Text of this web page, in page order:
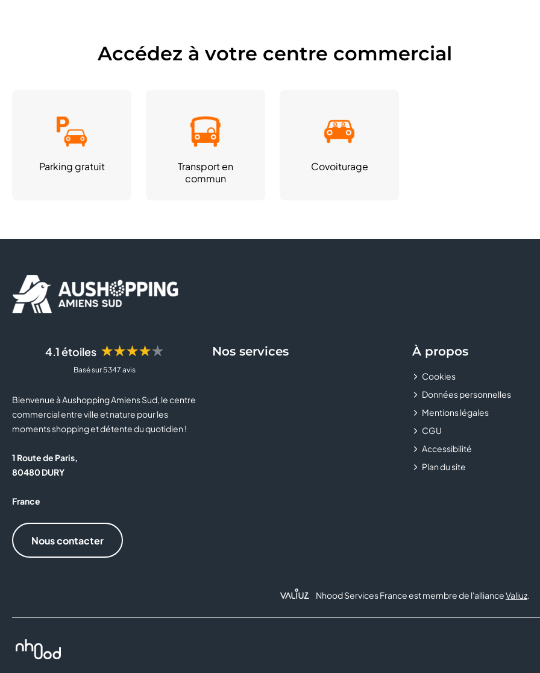
Accédez à votre centre commercial
Parking gratuit
Transport en
commun
Covoiturage
4.1 étoiles ★★★★★
Basé sur 5 347 avis
Bienvenue à Aushopping Amiens Sud, le centre
commercial entre ville et nature pour les
moments shopping et détente du quotidien !
1 Route de Paris,
80480 DURY
France
Nous contacter
Nos services À propos
Cookies
Données personnelles
Mentions légales
CGU
Accessibilité
Plan du site
Nhood Services France est membre de l'allianceValiuz.